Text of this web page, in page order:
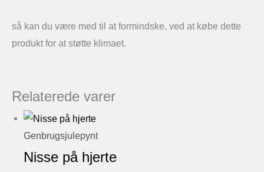
så kan du være med til at formindske, ved at købe dette
produkt for at støtte klimaet.
Relaterede varer
Genbrugsjulepynt
Nisse på hjerte